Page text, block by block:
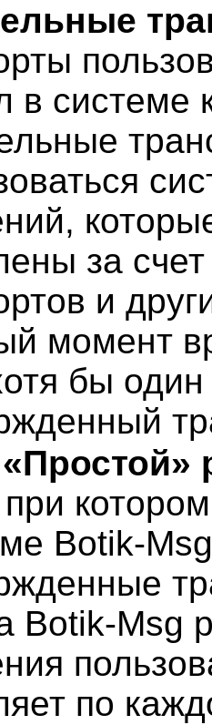
в системе
за
и
момент
бы
Botik-
Botik-Msg
по